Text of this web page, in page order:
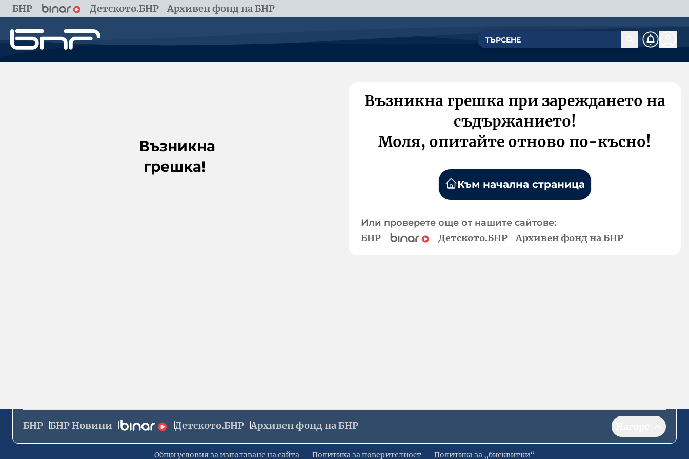
БНР Детското.БНР Архивен фонд на БНР
Възникна
грешка!
Възникна грешка при зареждането на
съдържанието!
Моля, опитайте отново по-късно!
Към начална страница
Или проверете още от нашите сайтове:
БНР Детското.БНР Архивен фонд на БНР
БНР БНР Новини Детското.БНР Архивен фонд на БНР
Общи условия за използване на сайта Политика за поверителност Политика за „бисквитки“